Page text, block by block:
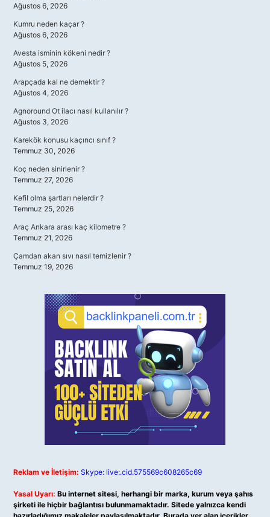
Ağustos 6, 2026
Kumru neden kaçar ?
Ağustos 6, 2026
Avesta isminin kökeni nedir ?
Ağustos 5, 2026
Arapçada kal ne demektir ?
Ağustos 4, 2026
Agnoround Ot ilacı nasıl kullanılır ?
Ağustos 3, 2026
Karekök konusu kaçıncı sınıf ?
Temmuz 30, 2026
Koç neden sinirlenir ?
Temmuz 27, 2026
Kefil olma şartları nelerdir ?
Temmuz 25, 2026
Araç Ankara arası kaç kilometre ?
Temmuz 21, 2026
Çamdan akan sıvı nasıl temizlenir ?
Temmuz 19, 2026
Reklam ve İletişim: Skype: live:.cid.575569c608265c69
Yasal Uyarı: Bu internet sitesi, herhangi bir marka, kurum veya şahıs
şirketi ile hiçbir bağlantısı bulunmamaktadır. Sitede yalnızca kendi